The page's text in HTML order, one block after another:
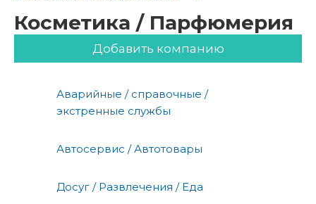
Косметика / Парфюмерия
Добавить компанию
Аварийные / справочные /
экстренные службы
Автосервис / Автотовары
Досуг / Развлечения / Еда